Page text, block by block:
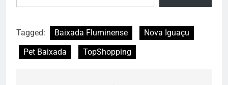
Tagged: Baixada Fluminense
Nova Iguaçu
Pet Baixada
TopShopping